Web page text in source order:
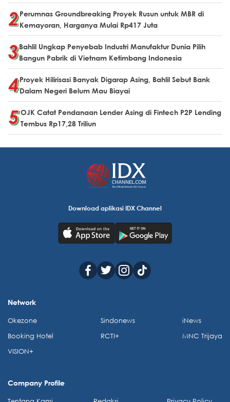
Perumnas Groundbreaking Proyek Rusun untuk MBR di
Kemayoran, Harganya Mulai Rp417 Juta
Bahlil Ungkap Penyebab Industri Manufaktur Dunia Pilih
Bangun Pabrik di Vietnam Ketimbang Indonesia
Proyek Hilirisasi Banyak Digarap Asing, Bahlil Sebut Bank
Dalam Negeri Belum Mau Biayai
OJK Catat Pendanaan Lender Asing di Fintech P2P Lending
Tembus Rp17,28 Triliun
Download aplikasi IDX Channel
Network
Okezone
Booking Hotel
VISION+
Sindonews
RCTI+
iNews
MNC Trijaya
Company Profile